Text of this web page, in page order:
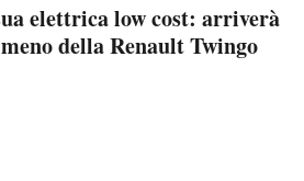
elettrica low cost: arriverà
della Renault Twingo